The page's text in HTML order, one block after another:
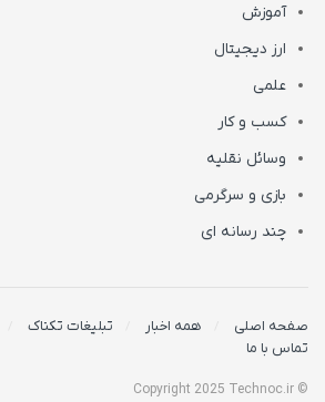
آموزش
ارز دیجیتال
علمی
کسب و کار
وسائل نقلیه
بازی و سرگرمی
چند رسانه ای
صفحه اصلی همه اخبار تبلیغات تکناک
تماس با ما
© Copyright 2025 Technoc.ir